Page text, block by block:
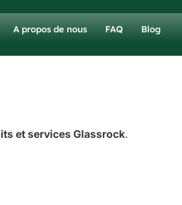
A propos de nous FAQ Blog
et services Glassrock.